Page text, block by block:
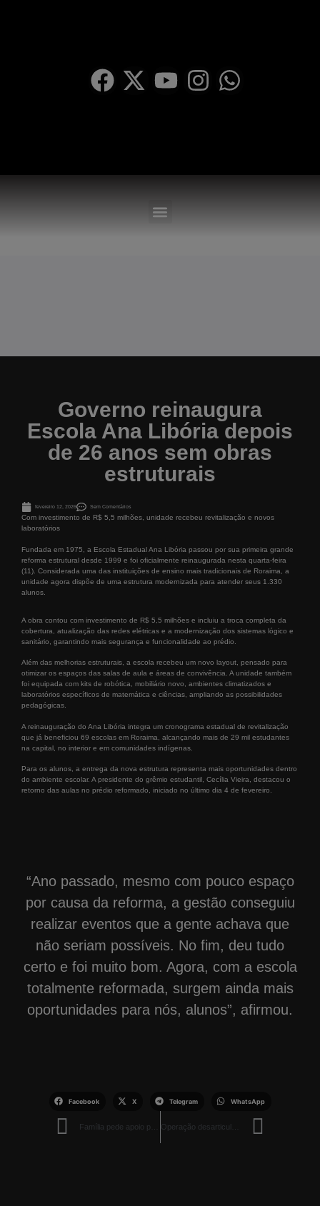
Governo reinaugura
Escola Ana Libória depois
de 26 anos sem obras
estruturais
fevereiro 12, 2026 Sem Comentários
Com investimento de R$ 5,5 milhões, unidade recebeu revitalização e novos
laboratórios
Fundada em 1975, a Escola Estadual Ana Libória passou por sua primeira grande
reforma estrutural desde 1999 e foi oficialmente reinaugurada nesta quarta-feira
(11). Considerada uma das instituições de ensino mais tradicionais de Roraima, a
unidade agora dispõe de uma estrutura modernizada para atender seus 1.330
alunos.
A obra contou com investimento de R$ 5,5 milhões e incluiu a troca completa da
cobertura, atualização das redes elétricas e a modernização dos sistemas lógico e
sanitário, garantindo mais segurança e funcionalidade ao prédio.
Além das melhorias estruturais, a escola recebeu um novo layout, pensado para
otimizar os espaços das salas de aula e áreas de convivência. A unidade também
foi equipada com kits de robótica, mobiliário novo, ambientes climatizados e
laboratórios específicos de matemática e ciências, ampliando as possibilidades
pedagógicas.
A reinauguração do Ana Libória integra um cronograma estadual de revitalização
que já beneficiou 69 escolas em Roraima, alcançando mais de 29 mil estudantes
na capital, no interior e em comunidades indígenas.
Para os alunos, a entrega da nova estrutura representa mais oportunidades dentro
do ambiente escolar. A presidente do grêmio estudantil, Cecília Vieira, destacou o
retorno das aulas no prédio reformado, iniciado no último dia 4 de fevereiro.
“Ano passado, mesmo com pouco espaço
por causa da reforma, a gestão conseguiu
realizar eventos que a gente achava que
não seriam possíveis. No fim, deu tudo
certo e foi muito bom. Agora, com a escola
totalmente reformada, surgem ainda mais
oportunidades para nós, alunos”, afirmou.
Facebook X Telegram WhatsApp